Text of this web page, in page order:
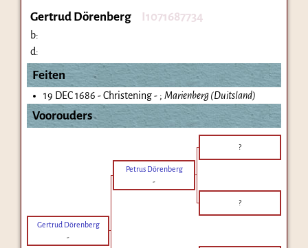
Gertrud Dörenberg I1071687734
b:
d:
Feiten
19 DEC 1686 - Christening - ; Marienberg (Duitsland)
Voorouders
?
Petrus Dörenberg
-
?
Gertrud Dörenberg
-